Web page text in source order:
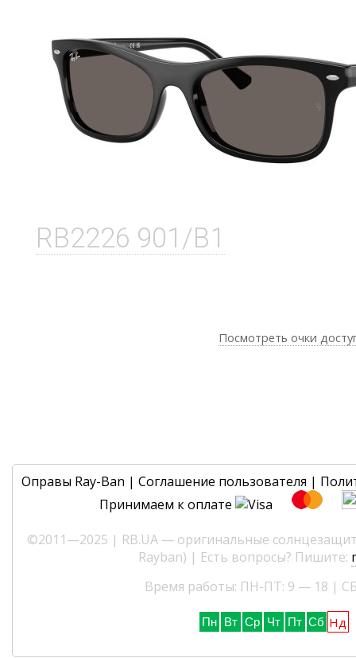
RB2226 901/B1
Посмотреть очки
Оправы Ray-Ban | Соглашение пользователя |
Принимаем к оплате
©2011—2025 | RB.UA — оригинальные
Rayban) | Есть вопросы? Пишите:
Время работы: ПН-ПТ: 9 — 18 |
Пн Вт Ср Чт Пт Сб Нд